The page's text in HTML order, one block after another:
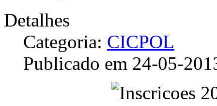
Detalhes
Categoria: CICPOL
Publicado em 24-05-